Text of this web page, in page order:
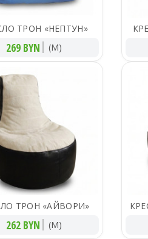
ТРОН «НЕПТУН»
269 BYN (M)
ТРОН «АЙВОРИ»
262 BYN (M)